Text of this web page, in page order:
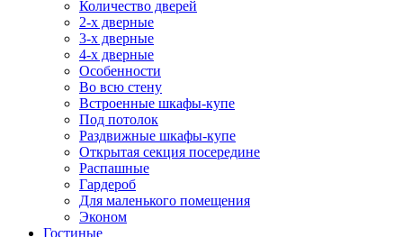
Количество дверей
2-х дверные
3-х дверные
4-х дверные
Особенности
Во всю стену
Встроенные шкафы-купе
Под потолок
Раздвижные шкафы-купе
Открытая секция посередине
Распашные
Гардероб
Для маленького помещения
Эконом
Гостиные